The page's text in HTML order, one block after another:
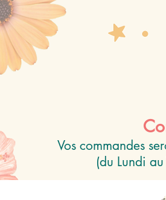
Vos commandes
(du Lundi